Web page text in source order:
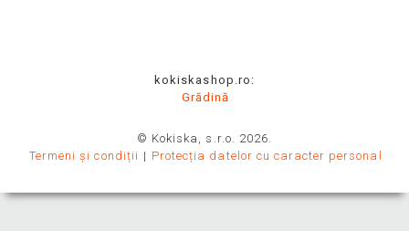
kokiskashop.ro:
Grădină
© Kokiska, s.r.o. 2026.
Termeni și condiții
Protecția datelor cu caracter personal